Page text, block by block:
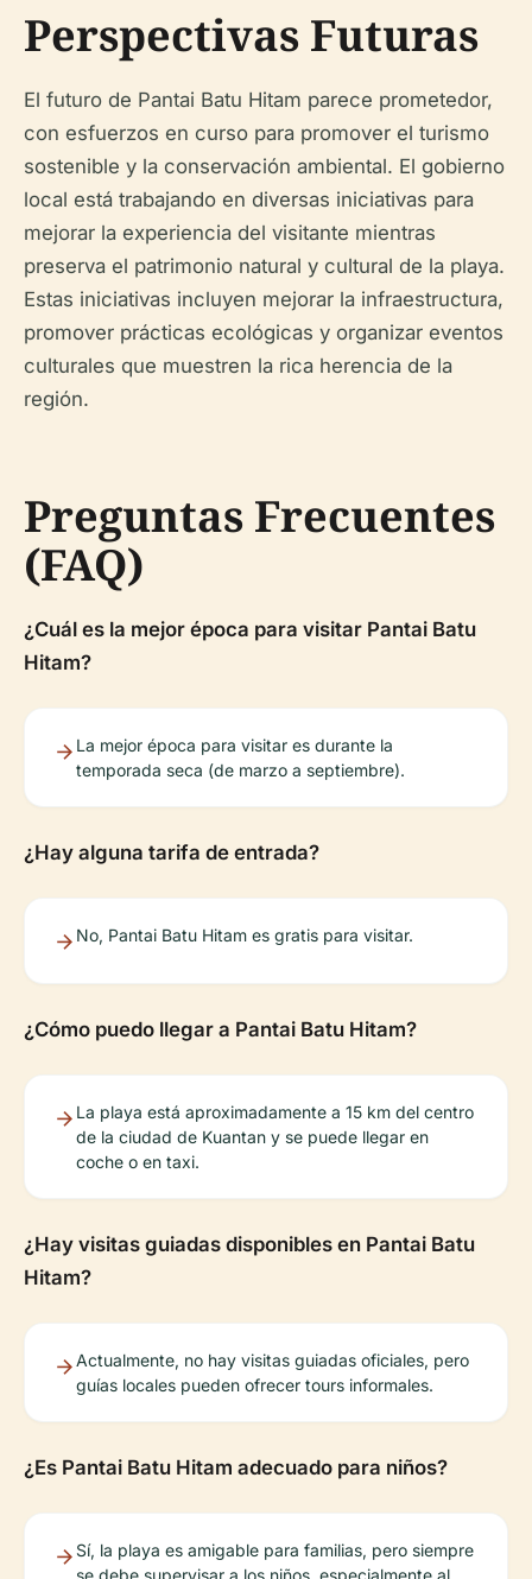
Perspectivas Futuras
El futuro de Pantai Batu Hitam parece prometedor,
con esfuerzos en curso para promover el turismo
sostenible y la conservación ambiental. El gobierno
local está trabajando en diversas iniciativas para
mejorar la experiencia del visitante mientras
preserva el patrimonio natural y cultural de la playa.
Estas iniciativas incluyen mejorar la infraestructura,
promover prácticas ecológicas y organizar eventos
culturales que muestren la rica herencia de la
región.
Preguntas Frecuentes
(FAQ)
¿Cuál es la mejor época para visitar Pantai Batu
Hitam?
La mejor época para visitar es durante la
temporada seca (de marzo a septiembre).
¿Hay alguna tarifa de entrada?
No, Pantai Batu Hitam es gratis para visitar.
¿Cómo puedo llegar a Pantai Batu Hitam?
La playa está aproximadamente a 15 km del centro
de la ciudad de Kuantan y se puede llegar en
coche o en taxi.
¿Hay visitas guiadas disponibles en Pantai Batu
Hitam?
Actualmente, no hay visitas guiadas oficiales, pero
guías locales pueden ofrecer tours informales.
¿Es Pantai Batu Hitam adecuado para niños?
Sí, la playa es amigable para familias, pero siempre
se debe supervisar a los niños, especialmente al